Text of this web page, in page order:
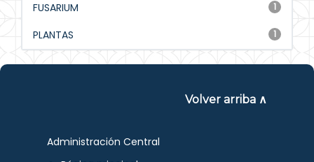
1
FUSARIUM
1
PLANTAS
Volver arriba ∧
Administración Central